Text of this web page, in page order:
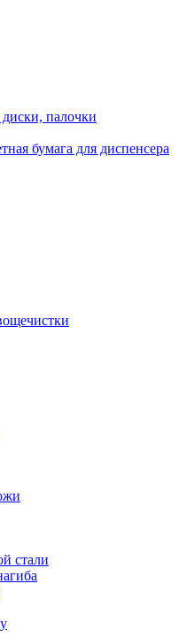
палочки
бумага для диспенсера
стали